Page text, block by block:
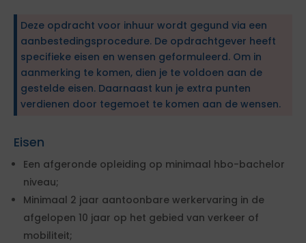
Deze opdracht voor inhuur wordt gegund via een
aanbestedingsprocedure. De opdrachtgever heeft
specifieke eisen en wensen geformuleerd. Om in
aanmerking te komen, dien je te voldoen aan de
gestelde eisen. Daarnaast kun je extra punten
verdienen door tegemoet te komen aan de wensen.
Eisen
Een afgeronde opleiding op minimaal hbo-bachelor
niveau;
Minimaal 2 jaar aantoonbare werkervaring in de
afgelopen 10 jaar op het gebied van verkeer of
mobiliteit;